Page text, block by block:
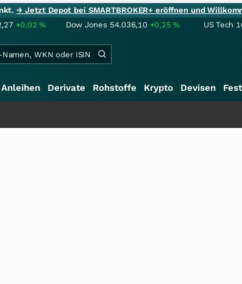
→ Jetzt Depot bei SMARTBROKER+ eröffnen und
+0,02% Dow Jones 54.036,10 +0,25% US Tech
Anleihen Derivate Rohstoffe Krypto Devisen